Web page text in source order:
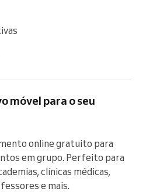
móvel para o seu
online gratuito para
em grupo. Perfeito para
clínicas médicas,
e mais.